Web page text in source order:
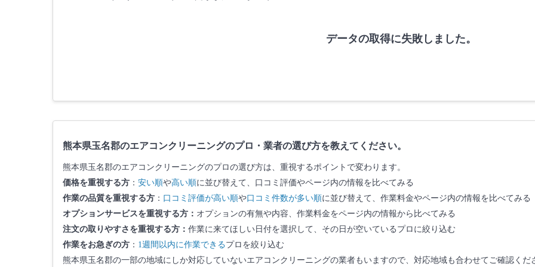
データの取得に失敗しました。
熊本県玉名郡のエアコンクリーニングのプロ・業者の選び方を教えてください。
熊本県玉名郡のエアコンクリーニングのプロの選び方は、重視するポイントで変わります。
価格を重視する方 ： 安い順や高い順に並び替えて、口コミ評価やページ内の情報を比べてみる
作業の品質を重視する方 ： 口コミ評価が高い順や口コミ件数が多い順に並び替えて、作業料金やページ内の情報を比べてみる
オプションサービスを重視する方： オプションの有無や内容、作業料金をページ内の情報から比べてみる
注文の取りやすさを重視する方： 作業に来てほしい日付を選択して、その日が空いているプロに絞り込む
作業をお急ぎの方 ： 1週間以内に作業できるプロを絞り込む
熊本県玉名郡の一部の地域にしか対応していないエアコンクリーニングの業者もいますので、対応地域も合わせてご確認くだ